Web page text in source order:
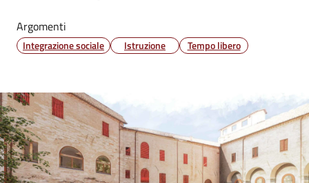
Argomenti
Integrazione sociale Istruzione Tempo libero